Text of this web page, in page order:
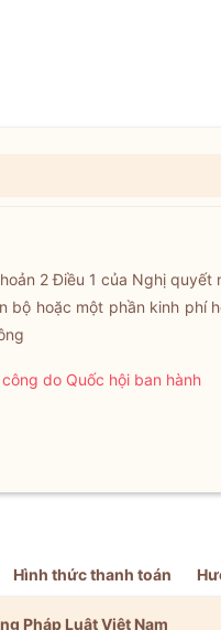
2 Điều 1 của Nghị quyết
hoặc một phần kinh phí
do Quốc hội ban hành
Hình thức thanh toán
Pháp Luật Việt Nam